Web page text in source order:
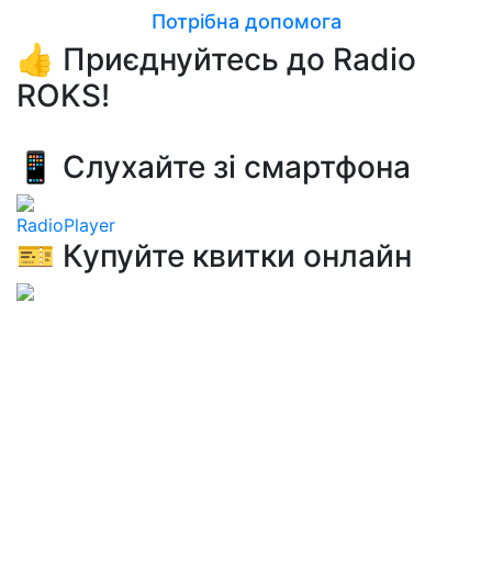
Потрібна допомога
👍 Приєднуйтесь до Radio
ROKS!
📱 Слухайте зі смартфона
RadioPlayer
🎫 Купуйте квитки онлайн